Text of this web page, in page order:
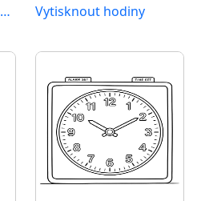
Tisknutelné hodiny zdarma Vytisknout hodiny